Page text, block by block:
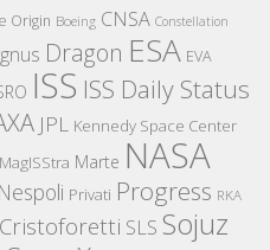
Origin Boeing CNSA Constellation
Dragon ESA EVA
ISS ISS Daily Status
JPL Kennedy Space Center
MagISStra Marte NASA
Privati Progress RKA
SLS Sojuz